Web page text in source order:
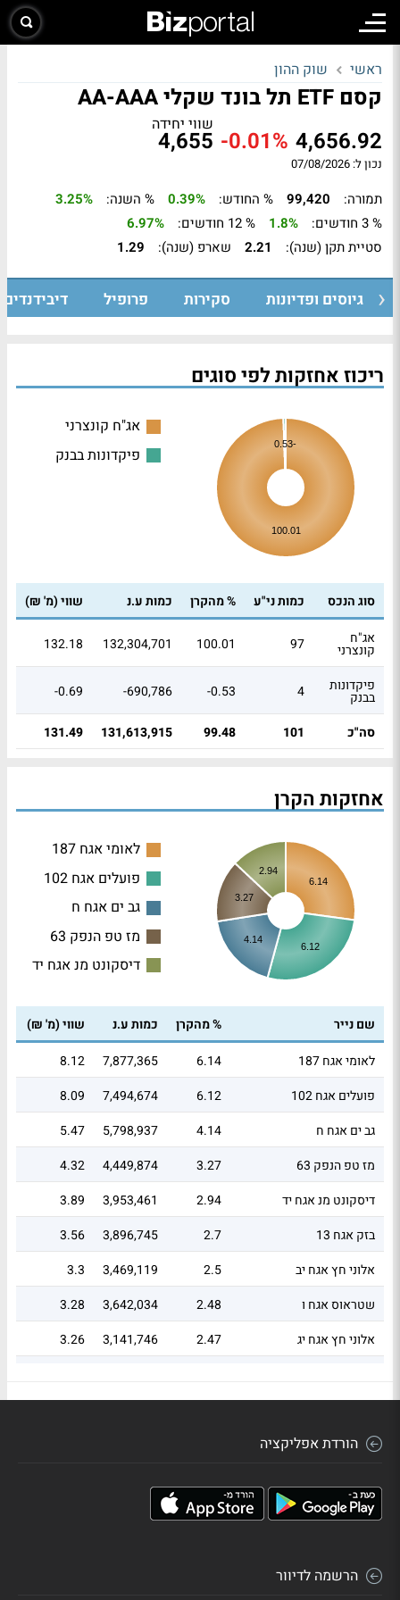
ראשי שוק ההון
קסם ETF תל בונד שקלי AA-AAA
4,656.92
-0.01%
שווי יחידה
4,655
נכון ל: 07/08/2026
תמורה: 99,420 % החודש: 0.39% % השנה:
3.25%
% 3 חודשים:
1.8% % 12 חודשים:
6.97%
סטיית תקן (שנה):
2.21 שארפ (שנה): 1.29
גיוסים ופדיונות סקירות פרופיל דיבידנדים
ריכוז אחזקות לפי סוגים
100.01
-0.53
אג"ח קונצרני
פיקדונות בבנק
סוג הנכס כמות ני"ע % מהקרן כמות ע.נ
שווי (מ' ₪)
אג"ח
קונצרני 97
100.01
132,304,701
132.18
פיקדונות
בבנק 4
-0.53
-690,786
-0.69
סה"כ 101
99.48
131,613,915
131.49
אחזקות הקרן
6.14
6.12
4.14
3.27
2.94
לאומי אגח 187
פועלים אגח 102
גב ים אגח ח
מז טפ הנפק 63
דיסקונט מנ אגח יד
שם נייר % מהקרן כמות ע.נ
שווי (מ' ₪)
לאומי אגח 187
6.14
7,877,365
8.12
פועלים אגח 102
6.12
7,494,674
8.09
גב ים אגח ח
4.14
5,798,937
5.47
מז טפ הנפק 63
3.27
4,449,874
4.32
דיסקונט מנ אגח יד
2.94
3,953,461
3.89
בזק אגח 13
2.7
3,896,745
3.56
אלוני חץ אגח יב
2.5
3,469,119
3.3
שטראוס אגח ו
2.48
3,642,034
3.28
אלוני חץ אגח יג
2.47
3,141,746
3.26
הפניקס אגח 6
כלל הון אגח יא
2
2,762,151
איי.סי.אל אגח ז
הורדת אפליקציה
הרשמה לדיוור